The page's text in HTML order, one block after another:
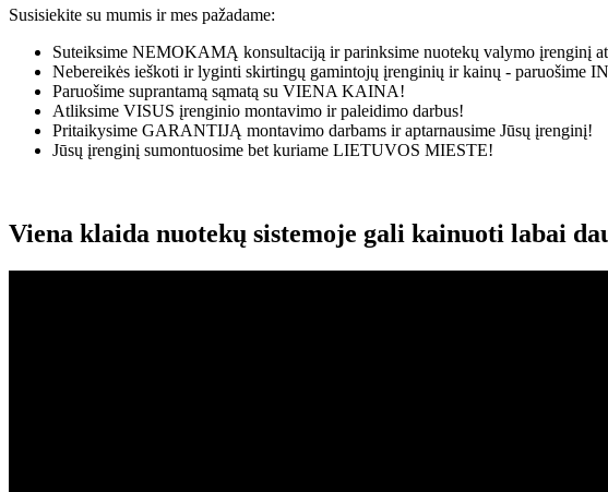
Susisiekite su mumis ir mes pažadame:
Suteiksime NEMOKAMĄ konsultaciją ir parinksime nuotekų valymo įrenginį
Nebereikės ieškoti ir lyginti skirtingų gamintojų įrenginių ir kainų - paruošime
Paruošime suprantamą sąmatą su VIENA KAINA!
Atliksime VISUS įrenginio montavimo ir paleidimo darbus!
Pritaikysime GARANTIJĄ montavimo darbams ir aptarnausime Jūsų įrenginį!
Jūsų įrenginį sumontuosime bet kuriame LIETUVOS MIESTE!
Viena klaida nuotekų sistemoje gali kainuoti labai